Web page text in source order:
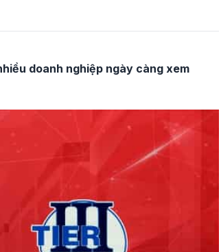
doanh nghiệp ngày càng xem